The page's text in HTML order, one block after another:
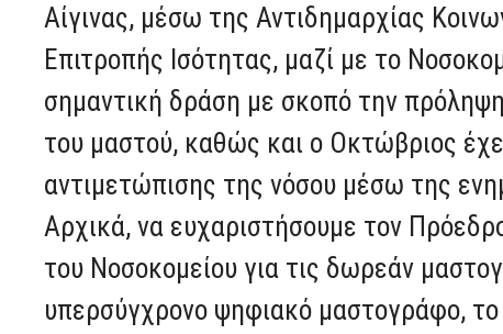
Αίγινας, μέσω της Αντιδημαρχίας
Επιτροπής Ισότητας, μαζί με το
σημαντική δράση με σκοπό την
του μαστού, καθώς και ο Οκτώβριος
αντιμετώπισης της νόσου μέσω της
Αρχικά, να ευχαριστήσουμε τον
του Νοσοκομείου για τις δωρεάν
υπερσύγχρονο ψηφιακό μαστογράφο,